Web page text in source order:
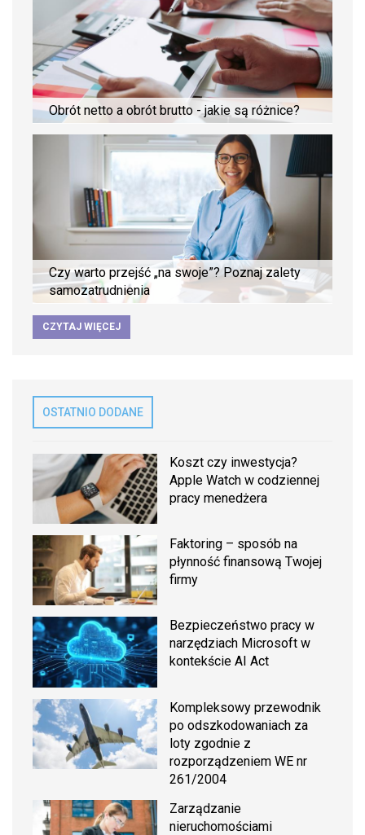
Obrót netto a obrót brutto - jakie są różnice?
Czy warto przejść „na swoje”? Poznaj zalety
samozatrudnienia
CZYTAJ WIĘCEJ
OSTATNIO DODANE
Koszt czy inwestycja?
Apple Watch w codziennej
pracy menedżera
Faktoring – sposób na
płynność finansową Twojej
firmy
Bezpieczeństwo pracy w
narzędziach Microsoft w
kontekście AI Act
Kompleksowy przewodnik
po odszkodowaniach za
loty zgodnie z
rozporządzeniem WE nr
261/2004
Zarządzanie
nieruchomościami